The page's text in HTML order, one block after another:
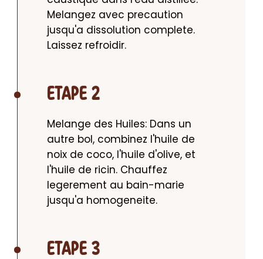
Melangez avec precaution
jusqu'a dissolution complete.
Laissez refroidir.
ETAPE 2
Melange des Huiles: Dans un
autre bol, combinez l'huile de
noix de coco, l'huile d'olive, et
l'huile de ricin. Chauffez
legerement au bain-marie
jusqu'a homogeneite.
ETAPE 3